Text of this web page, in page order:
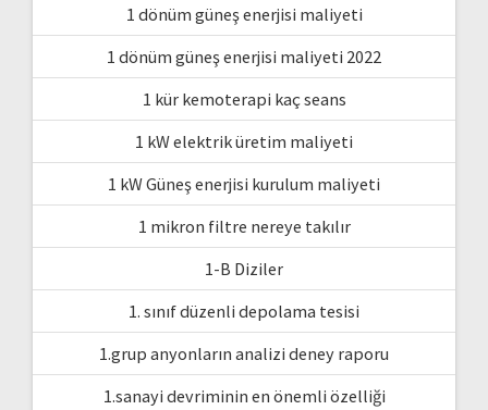
1 dönüm güneş enerjisi maliyeti
1 dönüm güneş enerjisi maliyeti 2022
1 kür kemoterapi kaç seans
1 kW elektrik üretim maliyeti
1 kW Güneş enerjisi kurulum maliyeti
1 mikron filtre nereye takılır
1-B Diziler
1. sınıf düzenli depolama tesisi
1.grup anyonların analizi deney raporu
1.sanayi devriminin en önemli özelliği